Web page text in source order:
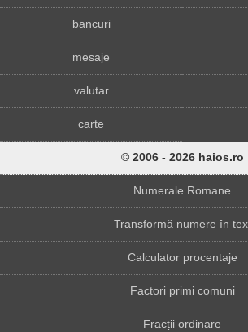
bancuri
mesaje
valutar
carte
© 2006 - 2026 haios.ro
Numerale Romane
Transformă numere în
Calculator procentaje
Factori primi comuni
Fracții ordinare